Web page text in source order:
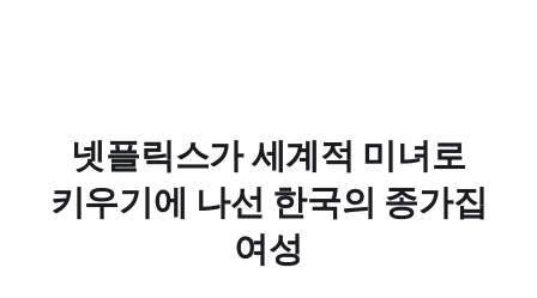
넷플릭스가 세계적 미녀로
키우기에 나선 한국의 종가집
여성